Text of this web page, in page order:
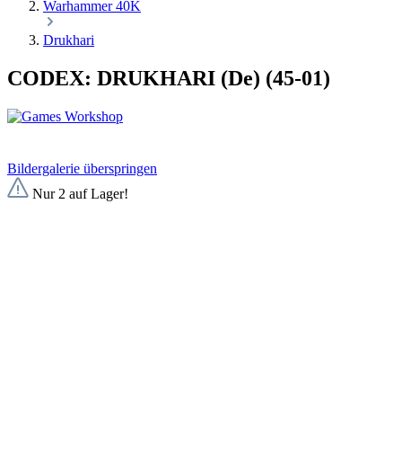
Warhammer 40K
Drukhari
CODEX: DRUKHARI (De) (45-01)
Bildergalerie überspringen
Nur 2 auf Lager!